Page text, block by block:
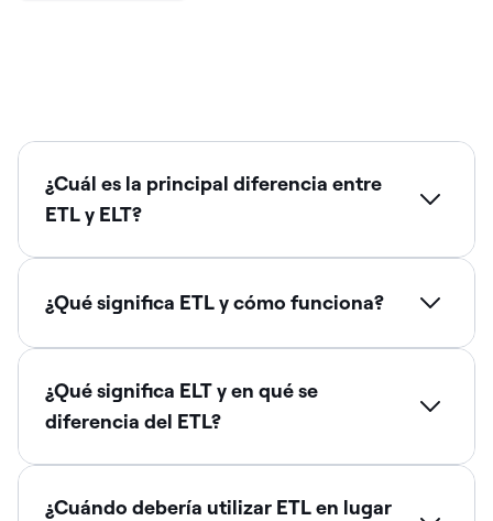
¿Cuál es la principal diferencia entre
ETL y ELT?
¿Qué significa ETL y cómo funciona?
¿Qué significa ELT y en qué se
diferencia del ETL?
¿Cuándo debería utilizar ETL en lugar